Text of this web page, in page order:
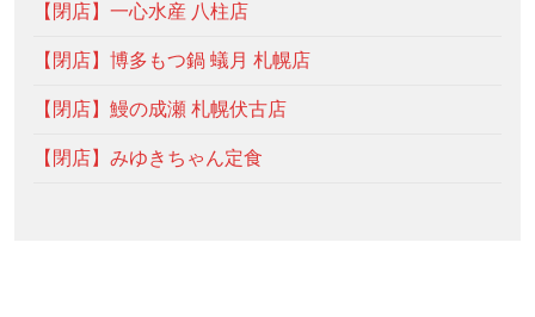
【閉店】一心水産 八柱店
【閉店】博多もつ鍋 蟻月 札幌店
【閉店】鰻の成瀬 札幌伏古店
【閉店】みゆきちゃん定食